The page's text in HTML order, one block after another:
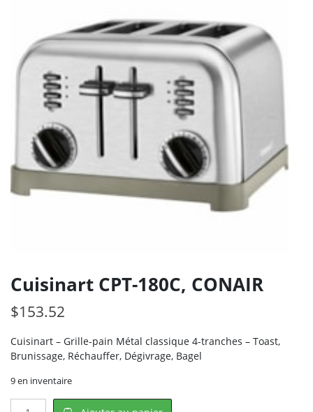
Cuisinart CPT-180C, CONAIR
$153.52
Cuisinart – Grille-pain Métal classique 4-tranches – Toast,
Brunissage, Réchauffer, Dégivrage, Bagel
9 en inventaire